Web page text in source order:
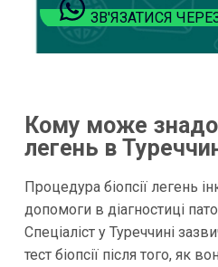
ЗВ'ЯЗАТИСЯ ЧЕРЕЗ
Кому може
легень в
Процедура біопсії легень
допомоги в діагностиці
Спеціаліст у Туреччині
тест біопсії після того, як